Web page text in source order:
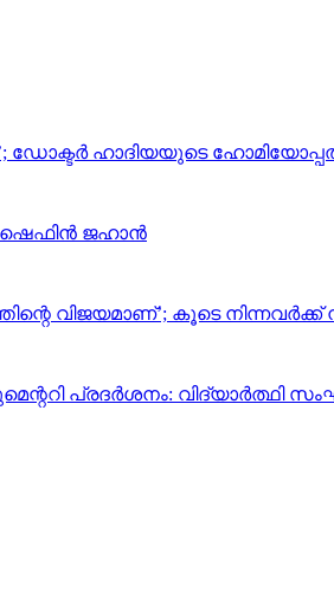
ഡോക്ടര്‍ ഹാദിയയുടെ
ഷെഫിന്‍ ജഹാന്‍
വിജയമാണ്’; കൂടെ നിന്നവര്‍ക്ക്
പ്രദര്‍ശനം: വിദ്യാര്‍ത്ഥി